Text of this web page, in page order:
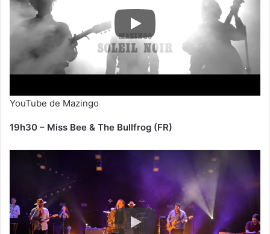
YouTube de Mazingo
19h30 – Miss Bee & The Bullfrog (FR)